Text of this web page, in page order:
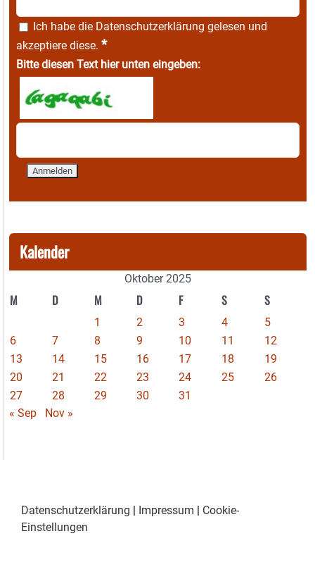
Ich habe die Datenschutzerklärung gelesen und
akzeptiere diese. *
Bitte diesen Text hier unten eingeben:
Kalender
Oktober 2025
M D M D F S S
1 2 3 4
5
6
7 8 9 10 11
12
13
14 15 16 17 18
19
20
21 22 23 24 25
26
27
28 29 30
31
« Sep
Nov »
Datenschutzerklärung | Impressum | Cookie-
Einstellungen